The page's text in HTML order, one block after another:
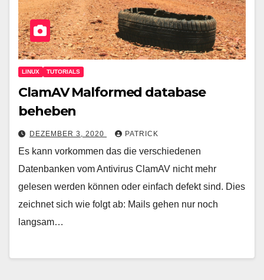
LINUX TUTORIALS
ClamAV Malformed database
beheben
DEZEMBER 3, 2020 PATRICK
Es kann vorkommen das die verschiedenen
Datenbanken vom Antivirus ClamAV nicht mehr
gelesen werden können oder einfach defekt sind. Dies
zeichnet sich wie folgt ab: Mails gehen nur noch
langsam…